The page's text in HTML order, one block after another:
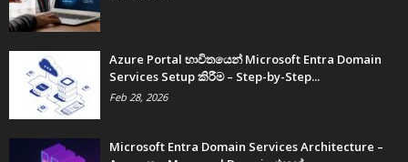
Azure Portal භාවිතයෙන් Microsoft Entra Domain
Services Setup කිරීම – Step-by-Step...
Feb 28, 2026
Microsoft Entra Domain Services Architecture –